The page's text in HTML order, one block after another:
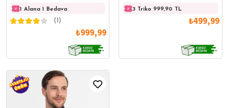
Mavi Hırka
1 Alana 1 Bedava 1 Alana 1 Bedava
(1)
₺999,99
3 Triko 999,90 TL
₺499,99